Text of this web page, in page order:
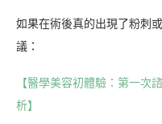
如果在術後真的出現了粉刺
議：
【醫學美容初體驗：第一次
析】